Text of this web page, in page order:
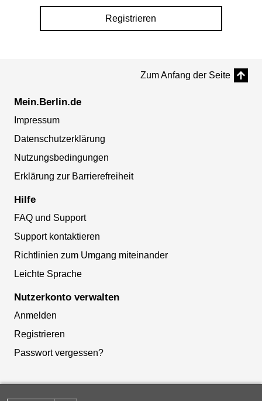
Registrieren
Zum Anfang der Seite
Mein.Berlin.de
Impressum
Datenschutzerklärung
Nutzungsbedingungen
Erklärung zur Barrierefreiheit
Hilfe
FAQ und Support
Support kontaktieren
Richtlinien zum Umgang miteinander
Leichte Sprache
Nutzerkonto verwalten
Anmelden
Registrieren
Passwort vergessen?